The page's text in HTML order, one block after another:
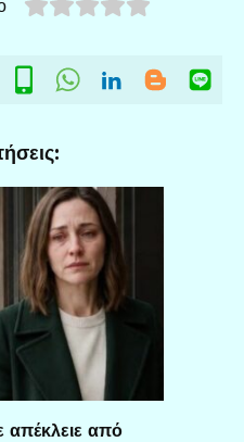
απέκλειε από